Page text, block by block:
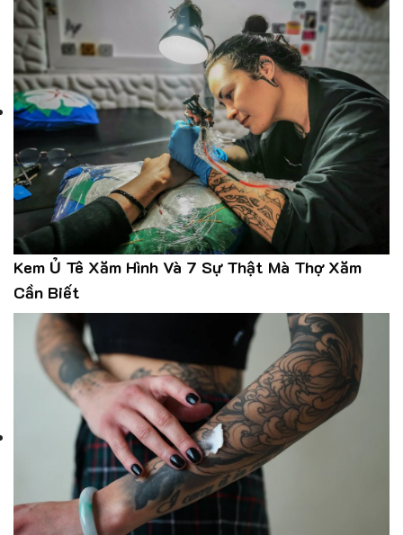
Kem Ủ Tê Xăm Hình Và 7 Sự Thật Mà Thợ Xăm
Cần Biết